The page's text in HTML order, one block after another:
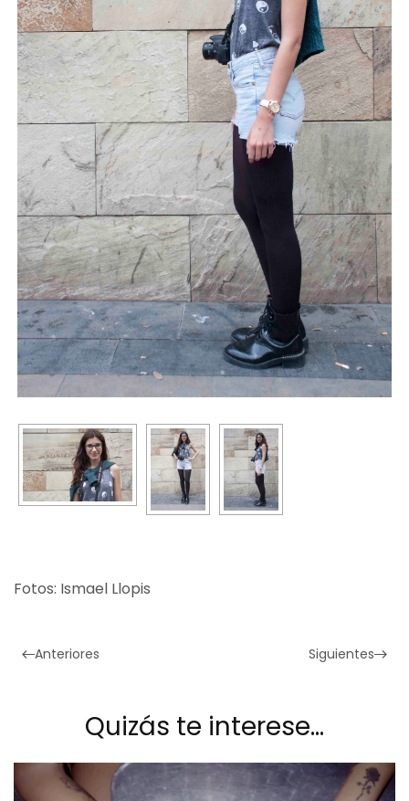
Fotos: Ismael Llopis
Anteriores Siguientes
Quizás te interese…